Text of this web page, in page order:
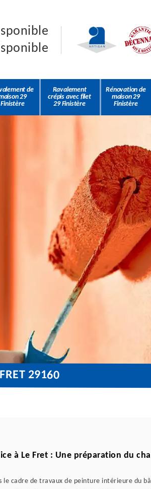
de
29
Finistère
Ravalement
crépis avec filet
29 Finistère
Rénovation de
maison 29
Finistère
29160
à Le Fret : Une préparation du
cadre de travaux de peinture intérieure du